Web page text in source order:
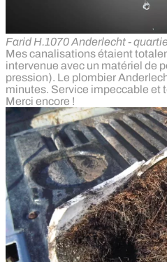
Farid H.1070 Anderlecht -
Mes canalisations étaient
intervenue avec un matériel de
pression). Le plombier
minutes. Service impeccable et
Merci encore !